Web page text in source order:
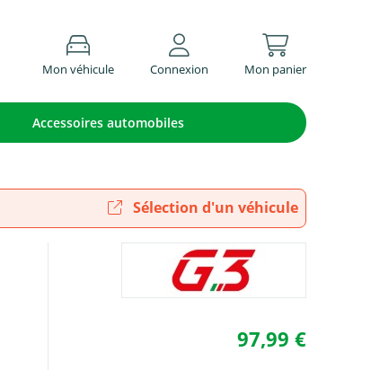
Mon véhicule Connexion Mon panier
Accessoires automobiles
Sélection d'un véhicule
97,99 €